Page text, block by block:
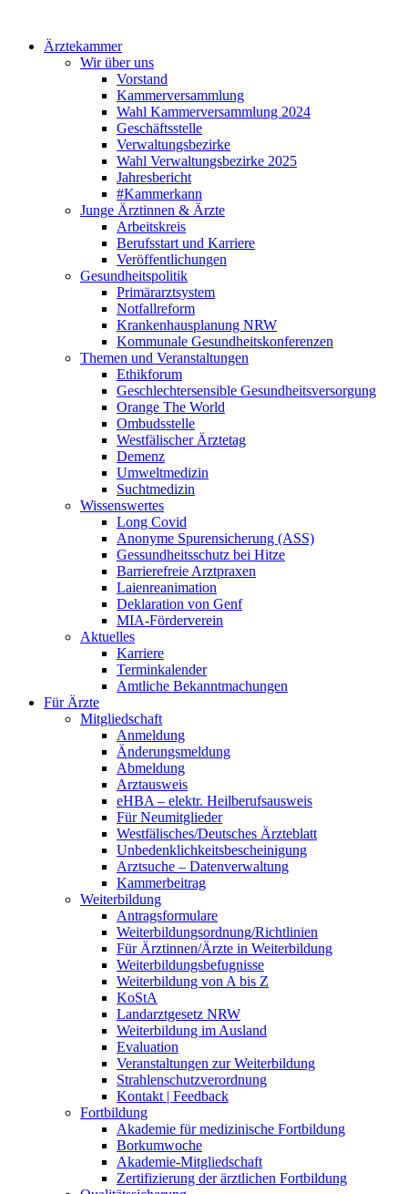
Ärztekammer
Wir über uns
Vorstand
Kammerversammlung
Wahl Kammerversammlung 2024
Geschäftsstelle
Verwaltungsbezirke
Wahl Verwaltungsbezirke 2025
Jahresbericht
#Kammerkann
Junge Ärztinnen & Ärzte
Arbeitskreis
Berufsstart und Karriere
Veröffentlichungen
Gesundheitspolitik
Primärarztsystem
Notfallreform
Krankenhausplanung NRW
Kommunale Gesundheitskonferenzen
Themen und Veranstaltungen
Ethikforum
Geschlechtersensible Gesundheitsversorgung
Orange The World
Ombudsstelle
Westfälischer Ärztetag
Demenz
Umweltmedizin
Suchtmedizin
Wissenswertes
Long Covid
Anonyme Spurensicherung (ASS)
Gessundheitsschutz bei Hitze
Barrierefreie Arztpraxen
Laienreanimation
Deklaration von Genf
MIA-Förderverein
Aktuelles
Karriere
Terminkalender
Amtliche Bekanntmachungen
Für Ärzte
Mitgliedschaft
Anmeldung
Änderungsmeldung
Abmeldung
Arztausweis
eHBA – elektr. Heilberufsausweis
Für Neumitglieder
Westfälisches/Deutsches Ärzteblatt
Unbedenklichkeitsbescheinigung
Arztsuche – Datenverwaltung
Kammerbeitrag
Weiterbildung
Antragsformulare
Weiterbildungsordnung/Richtlinien
Für Ärztinnen/Ärzte in Weiterbildung
Weiterbildungsbefugnisse
Weiterbildung von A bis Z
KoStA
Landarztgesetz NRW
Weiterbildung im Ausland
Evaluation
Veranstaltungen zur Weiterbildung
Strahlenschutzverordnung
Kontakt | Feedback
Fortbildung
Akademie für medizinische Fortbildung
Borkumwoche
Akademie-Mitgliedschaft
Zertifizierung der ärztlichen Fortbildung